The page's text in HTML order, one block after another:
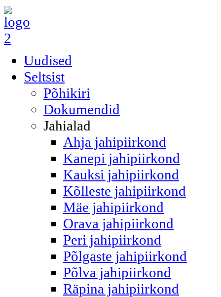
Uudised
Seltsist
Põhikiri
Dokumendid
Jahialad
Ahja jahipiirkond
Kanepi jahipiirkond
Kauksi jahipiirkond
Kõlleste jahipiirkond
Mäe jahipiirkond
Orava jahipiirkond
Peri jahipiirkond
Põlgaste jahipiirkond
Põlva jahipiirkond
Räpina jahipiirkond